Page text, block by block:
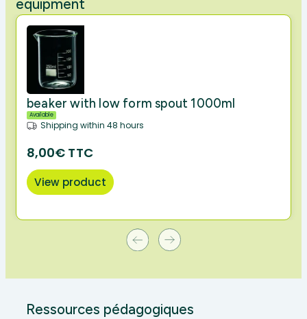
equipment
beaker with low form spout 1000ml
Available
Shipping within 48 hours
8,00€ TTC
View product
Ressources pédagogiques